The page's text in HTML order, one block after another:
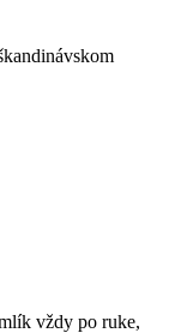
vždy po ruke,